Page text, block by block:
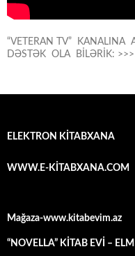
“VETERAN TV”
DƏSTƏK OLA BİLƏRİK:
ELEKTRON KİTABXANA
WWW.E-KİTABXANA.COM
Mağaza-www.kitabevim.az
“NOVELLA” KİTAB EVİ –